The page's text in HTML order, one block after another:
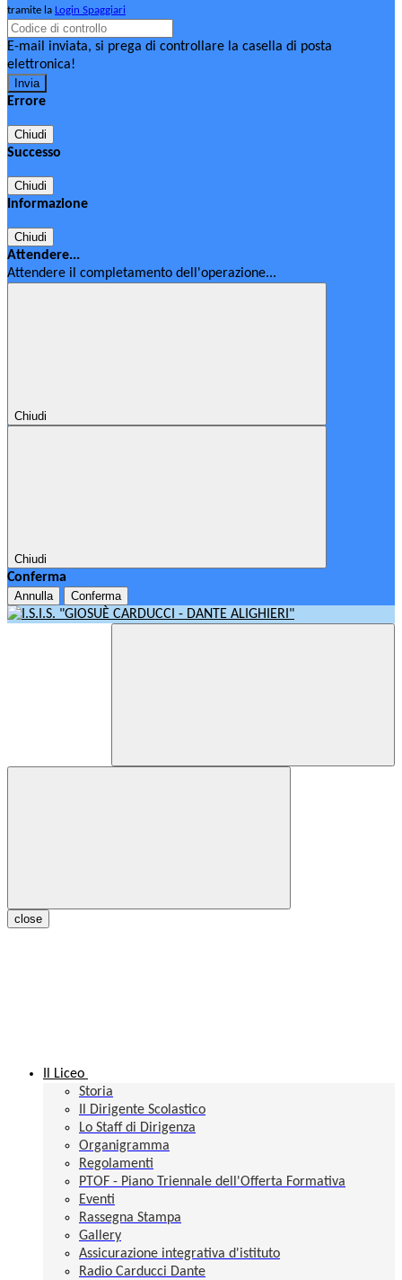
tramite la Login Spaggiari
E-mail inviata, si prega di controllare la casella di posta
elettronica!
Errore
Chiudi
Successo
Chiudi
Informazione
Chiudi
Attendere...
Attendere il completamento dell'operazione...
Chiudi
Chiudi
Conferma
Annulla Conferma
close
Il Liceo
Storia
Il Dirigente Scolastico
Lo Staff di Dirigenza
Organigramma
Regolamenti
PTOF - Piano Triennale dell'Offerta Formativa
Eventi
Rassegna Stampa
Gallery
Assicurazione integrativa d'istituto
Radio Carducci Dante